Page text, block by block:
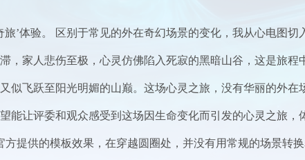
’体验。 区别于常见的外在奇幻场景的变化，我从心电图
家人悲伤至极，心灵仿佛陷入死寂的黑暗山谷，这是旅程
飞跃至阳光明媚的山巅。这场心灵之旅，没有华丽的外在
让评委和观众感受到这场因生命变化而引发的心灵之旅，
提供的模板效果，在穿越圆圈处，并没有用常规的场景转